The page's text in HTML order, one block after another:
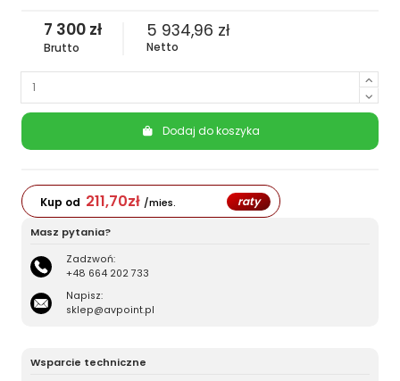
7 300 zł
Brutto
5 934,96 zł
Netto
Dodaj do koszyka
Kup od 211,70zł /mies. raty
Masz pytania?
Zadzwoń:
+48 664 202 733
Napisz:
sklep@avpoint.pl
Wsparcie techniczne